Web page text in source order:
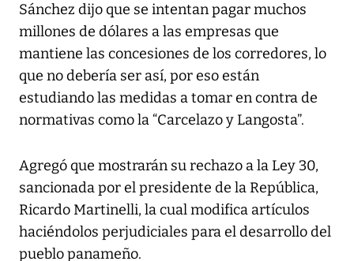
Sánchez dijo que se intentan pagar muchos
millones de dólares a las empresas que
mantiene las concesiones de los corredores, lo
que no debería ser así, por eso están
estudiando las medidas a tomar en contra de
normativas como la “Carcelazo y Langosta”.
Agregó que mostrarán su rechazo a la Ley 30,
sancionada por el presidente de la República,
Ricardo Martinelli, la cual modifica artículos
haciéndolos perjudiciales para el desarrollo del
pueblo panameño.